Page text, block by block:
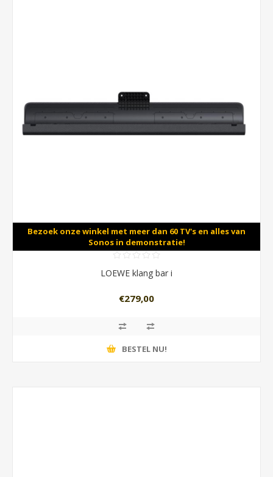
Bezoek onze winkel met meer dan 60 TV's en alles van
Sonos in demonstratie!
LOEWE klang bar i
€279,00
BESTEL NU!